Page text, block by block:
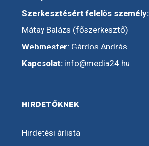
Szerkesztésért felelős személy:
Mátay Balázs (főszerkesztő)
Webmester:Gárdos András
Kapcsolat: info@media24.hu
HIRDETŐKNEK
Hirdetési árlista